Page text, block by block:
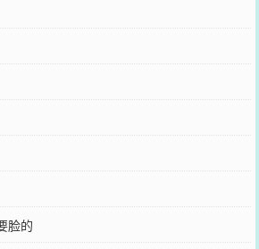
脸的